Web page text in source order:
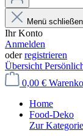
Menü schließen
Ihr Konto
Anmelden
oderregistrieren
Übersicht
0,00 €
Home
Food-Deko
Zur